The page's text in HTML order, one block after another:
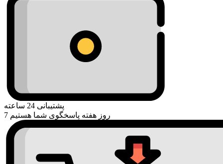
پشتیبانی 24 ساعته
7 روز هفته پاسخگوی شما هستیم